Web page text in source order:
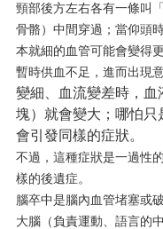
頸部後方左右各有一條叫
骨骼）中間穿過；當仰頭
本就細的血管可能會變得
暫時供血不足，進而出現
變細、血流變差時，血
塊）就會變大；哪怕
會引發同樣的症狀。
不過，這種症狀是一過性
樣的後遺症。
腦卒中是腦內血管堵塞或
大腦（負責運動、語言的